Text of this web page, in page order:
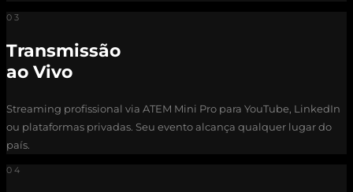
03
Transmissão
ao Vivo
Streaming profissional via ATEM Mini Pro para YouTube, LinkedIn
ou plataformas privadas. Seu evento alcança qualquer lugar do
país.
04